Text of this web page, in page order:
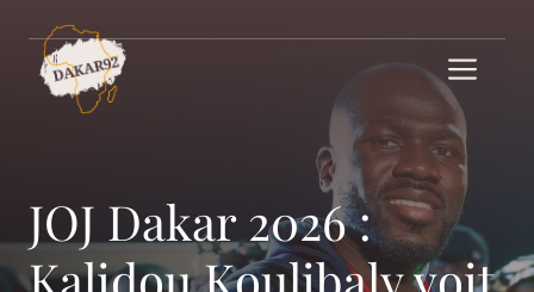
contenu
JOJ Dakar 2026 :